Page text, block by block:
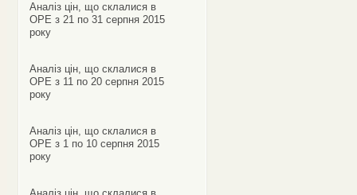
Аналіз цін, що склалися в
ОРЕ з 21 по 31 серпня 2015
року
Аналіз цін, що склалися в
ОРЕ з 11 по 20 серпня 2015
року
Аналіз цін, що склалися в
ОРЕ з 1 по 10 серпня 2015
року